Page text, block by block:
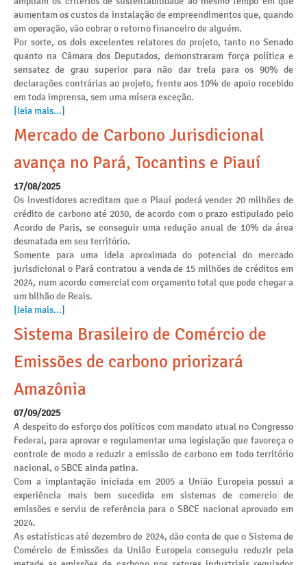
aumentam os custos da instalação de empreendimentos que, quando
em operação, vão cobrar o retorno financeiro de alguém.
Por sorte, os dois excelentes relatores do projeto, tanto no Senado
quanto na Câmara dos Deputados, demonstraram força política e
sensatez de grau superior para não dar trela para os 90% de
declarações contrárias ao projeto, frente aos 10% de apoio recebido
em toda imprensa, sem uma mísera exceção.
[leia mais...]
Mercado de Carbono Jurisdicional
avança no Pará, Tocantins e Piauí
17/08/2025
Os investidores acreditam que o Piauí poderá vender 20 milhões de
crédito de carbono até 2030, de acordo com o prazo estipulado pelo
Acordo de Paris, se conseguir uma redução anual de 10% da área
desmatada em seu território.
Somente para uma ideia aproximada do potencial do mercado
jurisdicional o Pará contratou a venda de 15 milhões de créditos em
2024, num acordo comercial com orçamento total que pode chegar a
um bilhão de Reais.
[leia mais...]
Sistema Brasileiro de Comércio de
Emissões de carbono priorizará
Amazônia
07/09/2025
A despeito do esforço dos políticos com mandato atual no Congresso
Federal, para aprovar e regulamentar uma legislação que favoreça o
controle de modo a reduzir a emissão de carbono em todo território
nacional, o SBCE ainda patina.
Com a implantação iniciada em 2005 a União Europeia possui a
experiência mais bem sucedida em sistemas de comercio de
emissões e serviu de referência para o SBCE nacional aprovado em
2024.
As estatísticas até dezembro de 2024, dão conta de que o Sistema de
Comércio de Emissões da União Europeia conseguiu reduzir pela